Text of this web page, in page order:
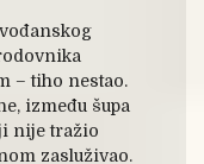
– tiho nestao.
između šupa
nije tražio
zasluživao.